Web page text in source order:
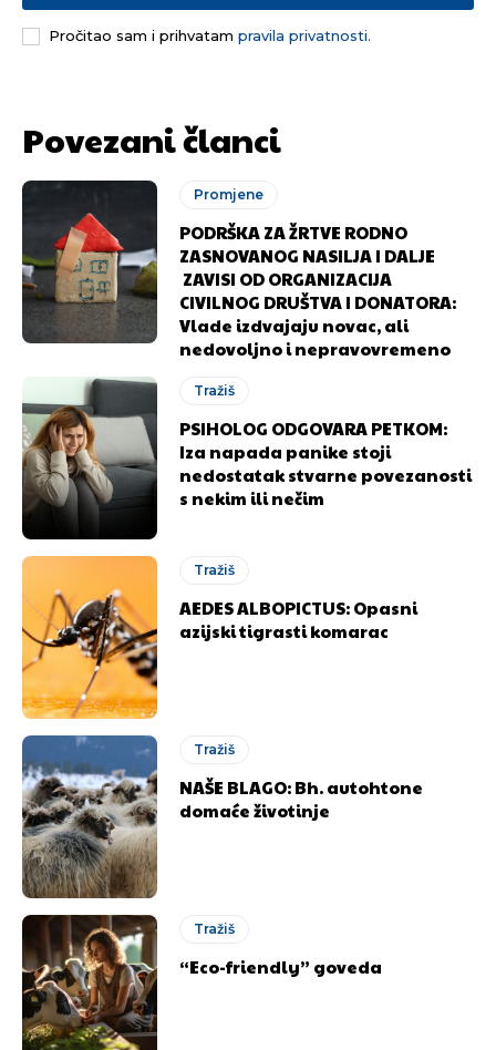
Pročitao sam i prihvatam pravila privatnosti.
Povezani članci
Promjene
PODRŠKA ZA ŽRTVE RODNO
ZASNOVANOG NASILJA I DALJE
ZAVISI OD ORGANIZACIJA
CIVILNOG DRUŠTVA I DONATORA:
Vlade izdvajaju novac, ali
nedovoljno i nepravovremeno
Tražiš
PSIHOLOG ODGOVARA PETKOM:
Iza napada panike stoji
nedostatak stvarne povezanosti
s nekim ili nečim
Tražiš
AEDES ALBOPICTUS: Opasni
azijski tigrasti komarac
Tražiš
NAŠE BLAGO: Bh. autohtone
domaće životinje
Tražiš
“Eco-friendly” goveda